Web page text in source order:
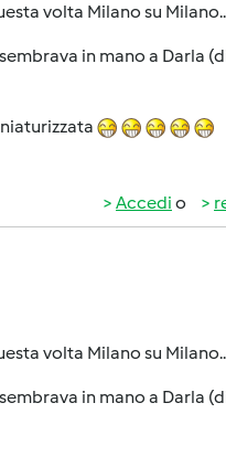
volta Milano su
in mano a Darla
Accedi o
volta Milano su
in mano a Darla